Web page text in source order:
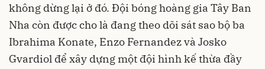
không dừng lại ở đó. Đội bóng hoàng gia Tây Ban
Nha còn được cho là đang theo dõi sát sao bộ ba
Ibrahima Konate, Enzo Fernandez và Josko
Gvardiol để xây dựng một đội hình kế thừa đầy